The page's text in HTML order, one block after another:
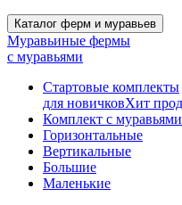
Каталог ферм и муравьев
Муравьиные фермы
с муравьями
Стартовые комплекты
для новичковХит
Комплект с
Горизонтальные
Вертикальные
Большие
Маленькие